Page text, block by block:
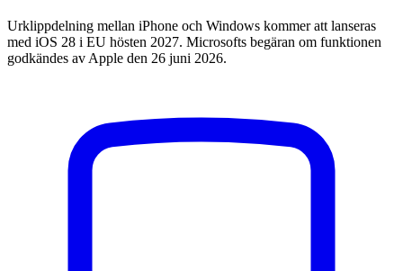
Urklippdelning mellan iPhone och Windows kommer att lanseras
med iOS 28 i EU hösten 2027. Microsofts begäran om funktionen
godkändes av Apple den 26 juni 2026.